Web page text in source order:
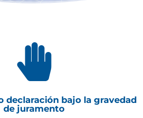

declaración bajo la gravedad
de juramento